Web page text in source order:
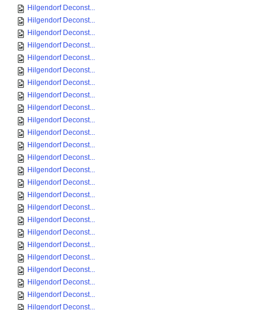
Hilgendorf Deconst...
Hilgendorf Deconst...
Hilgendorf Deconst...
Hilgendorf Deconst...
Hilgendorf Deconst...
Hilgendorf Deconst...
Hilgendorf Deconst...
Hilgendorf Deconst...
Hilgendorf Deconst...
Hilgendorf Deconst...
Hilgendorf Deconst...
Hilgendorf Deconst...
Hilgendorf Deconst...
Hilgendorf Deconst...
Hilgendorf Deconst...
Hilgendorf Deconst...
Hilgendorf Deconst...
Hilgendorf Deconst...
Hilgendorf Deconst...
Hilgendorf Deconst...
Hilgendorf Deconst...
Hilgendorf Deconst...
Hilgendorf Deconst...
Hilgendorf Deconst...
Hilgendorf Deconst...